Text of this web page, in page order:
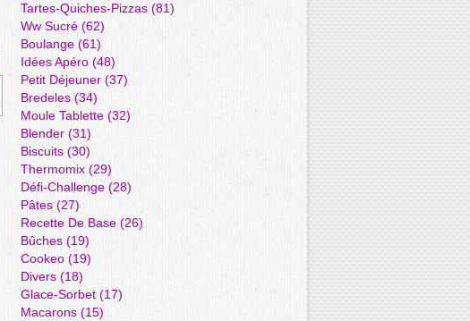
Tartes-Quiches-Pizzas (81)
Ww Sucré (62)
Boulange (61)
Idées Apéro (48)
Petit Déjeuner (37)
Bredeles (34)
Moule Tablette (32)
Blender (31)
Biscuits (30)
Thermomix (29)
Défi-Challenge (28)
Pâtes (27)
Recette De Base (26)
Bûches (19)
Cookeo (19)
Divers (18)
Glace-Sorbet(17)
Macarons (15)